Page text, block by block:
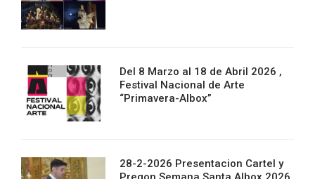
Del 8 Marzo al 18 de Abril 2026 ,
Festival Nacional de Arte
“Primavera-Albox”
28-2-2026 Presentacion Cartel y